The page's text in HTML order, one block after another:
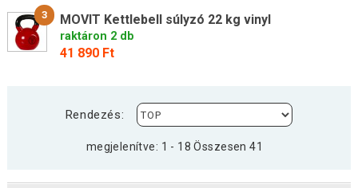
3 MOVIT Kettlebell súlyzó 22 kg vinyl
raktáron 2 db
41 890 Ft
Rendezés:
megjelenítve: 1 - 18 Összesen 41